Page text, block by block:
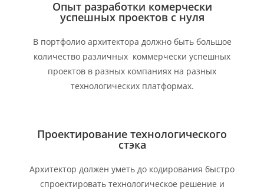
Опыт разработки комерчески
успешных проектов с нуля
В портфолио архитектора должно быть большое
количество различных коммерчески успешных
проектов в разных компаниях на разных
технологических платформах.
Проектирование технологического
стэка
Архитектор должен уметь до кодирования быстро
спроектировать технологическое решение и